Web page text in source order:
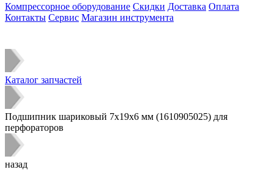
Компрессорное оборудование Скидки Доставка Оплата
Контакты Сервис Магазин инструмента
Каталог запчастей
Подшипник шариковый 7x19x6 мм (1610905025) для
перфораторов
назад